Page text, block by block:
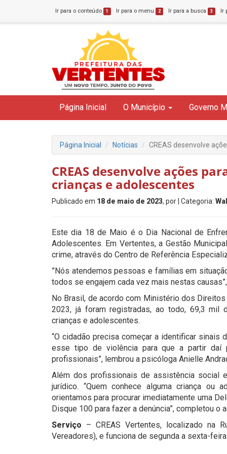
Ir para o conteúdo 1 Ir para o menu 2 Ir para a busca 3 Ir
Página Inicial O Município Governo
Página Inicial Notícias CREAS desenvolve
CREAS desenvolve ações
crianças e adolescentes
Publicado em 18 de maio de 2023, por | Categoria:
Este dia 18 de Maio é o Dia Nacional de
Adolescentes. Em Vertentes, a Gestão
crime, através do Centro de Referência
”Nós atendemos pessoas e famílias em
todos se engajem cada vez mais nestas
No Brasil, de acordo com Ministério dos
2023, já foram registradas, ao todo, 69,3 mil
crianças e adolescentes.
“O cidadão precisa começar a identificar sinais
esse tipo de violência para que a partir daí
profissionais”, lembrou a psicóloga Anielle
Além dos profissionais de assistência social
jurídico. “Quem conhece alguma criança
orientamos para procurar imediatamente uma
Disque 100 para fazer a denúncia”, completou o
Serviço – CREAS Vertentes, localizado na
Vereadores), e funciona de segunda a sexta-